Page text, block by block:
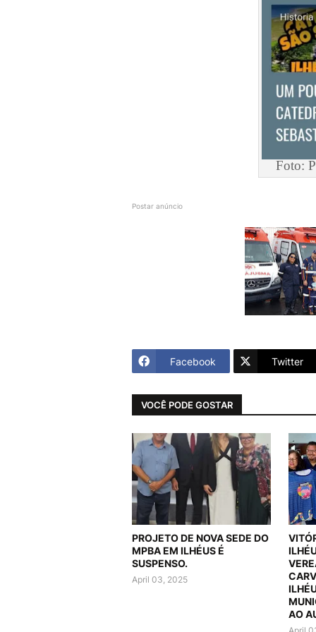
Foto:
Postar anúncio
Facebook Twitter
VOCÊ PODE GOSTAR
PROJETO DE NOVA SEDE DO
MPBA EM ILHÉUS É
SUSPENSO.
April 03, 2025
AO